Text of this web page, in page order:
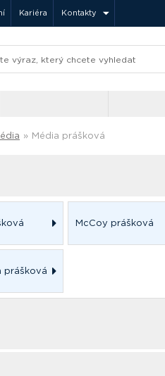
Kariéra Kontakty
» Média prášková
McCoy prášková
prášková